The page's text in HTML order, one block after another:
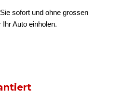
sofort und ohne grossen
Auto einholen.